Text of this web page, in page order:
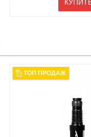
ТОП ПРОДАЖ